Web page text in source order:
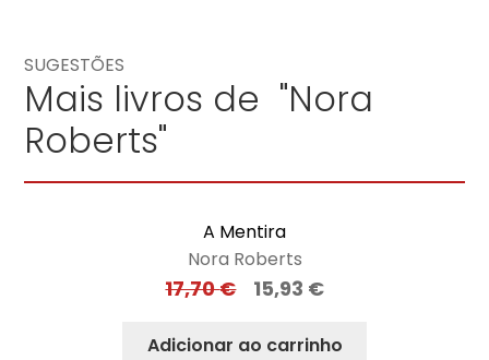
SUGESTÕES
Mais livros de "Nora
Roberts"
A Mentira
Nora Roberts
17,70€ 15,93 €
Adicionar ao carrinho